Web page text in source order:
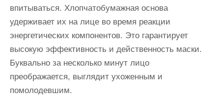
впитываться. Хлопчатобумажная основа
удерживает их на лице во время реакции
энергетических компонентов. Это гарантирует
высокую эффективность и действенность маски.
Буквально за несколько минут лицо
преображается, выглядит ухоженным и
помолодевшим.